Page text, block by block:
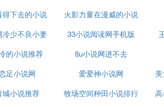
鑺傜殑鏋勬濋潪甯稿ソ锛岃佺摱瑁呮
戒腑鍠滃ソ銆傚彲鎯滀箣鍚庡氨鏄鍗
规瘮涔嬪墠锛岄毦鍏嶇編涓涓嶈冻锛
浣滆呮枃绗斾笂浣筹紝鍓ф儏鎯呰妭涓
瀹朵箣绫荤殑鎯呰妭銆備富瑙掑緱鍒
得下去的小说
火影力量在漫威的小说
排行榜
冷少不良小妻 33小说阅读网手机版
的小说推荐 8u小说网进不去
足小说网 爱爱神小说网
城小说推荐
牧场空间种田小说排行